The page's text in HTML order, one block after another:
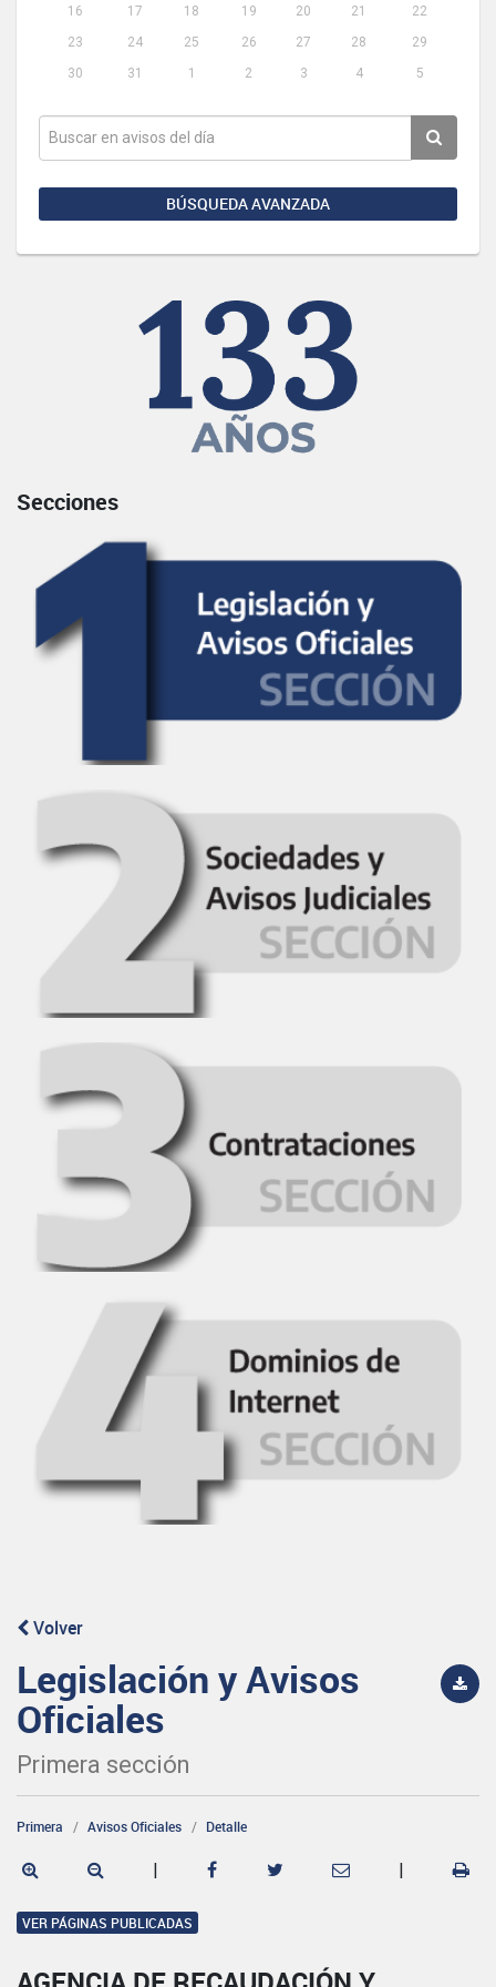
16
17 18 19 20 21
22
23
24 25 26 27 28
29
30
31 1 2 3 4 5
BÚSQUEDA AVANZADA
Secciones
Volver
Legislación y Avisos
Oficiales
Primera sección
Primera Avisos Oficiales Detalle
| |
VER PÁGINAS PUBLICADAS